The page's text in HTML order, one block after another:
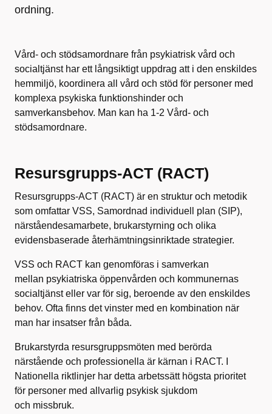
ordning.
Vård- och stödsamordnare från psykiatrisk vård och
socialtjänst har ett långsiktigt uppdrag att i den enskildes
hemmiljö, koordinera all vård och stöd för personer med
komplexa psykiska funktionshinder och
samverkansbehov. Man kan ha 1-2 Vård- och
stödsamordnare.
Resursgrupps-ACT (RACT)
Resursgrupps-ACT (RACT) är en struktur och metodik
som omfattar VSS, Samordnad individuell plan (SIP),
närståendesamarbete, brukarstyrning och olika
evidensbaserade återhämtningsinriktade strategier.
VSS och RACT kan genomföras i samverkan
mellan psykiatriska öppenvården och kommunernas
socialtjänst eller var för sig, beroende av den enskildes
behov. Ofta finns det vinster med en kombination när
man har insatser från båda.
Brukarstyrda resursgruppsmöten med berörda
närstående och professionella är kärnan i RACT. I
Nationella riktlinjer har detta arbetssätt högsta prioritet
för personer med allvarlig psykisk sjukdom
och missbruk.